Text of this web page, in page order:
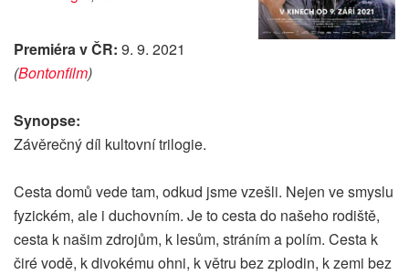
Premiéra v ČR: 9. 9. 2021
(Bontonfilm)
Synopse:
Závěrečný díl kultovní trilogie.
Cesta domů vede tam, odkud jsme vzešli. Nejen ve smyslu
fyzickém, ale i duchovním. Je to cesta do našeho rodiště,
cesta k našim zdrojům, k lesům, stráním a polím. Cesta k
čiré vodě, k divokému ohni, k větru bez zplodin, k zemi bez